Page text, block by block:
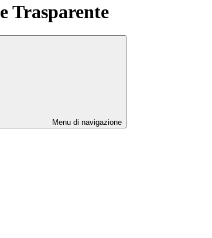
Trasparente
Menu di navigazione